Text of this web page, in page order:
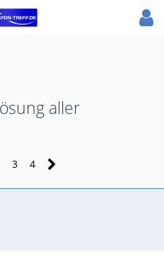
aller
3 4